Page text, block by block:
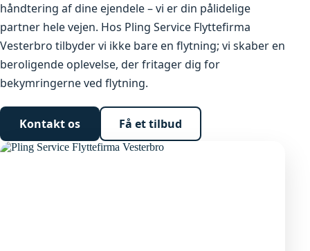
håndtering af dine ejendele – vi er din pålidelige
partner hele vejen. Hos Pling Service Flyttefirma
Vesterbro tilbyder vi ikke bare en flytning; vi skaber en
beroligende oplevelse, der fritager dig for
bekymringerne ved flytning.
Kontakt os Få et tilbud